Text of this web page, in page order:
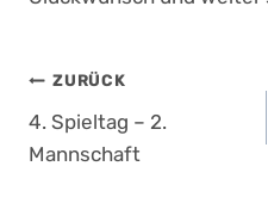
ZURÜCK
4. Spieltag – 2.
Mannschaft